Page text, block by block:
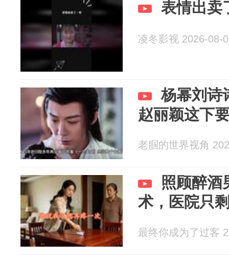
表情出卖
凌冬影视 2026-08-
杨幂刘诗
赵丽颖这下
老腘的世界视角
照顾醉酒
术，医院只
最终你成为了过客